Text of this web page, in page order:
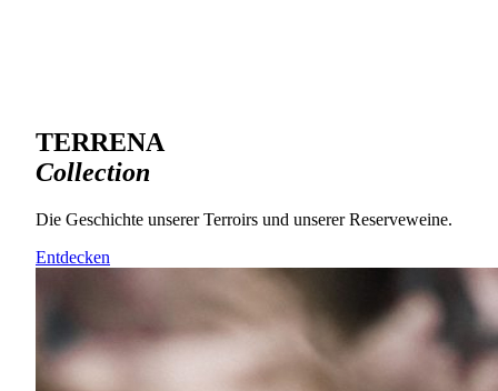
TERRENA
Collection
Die Geschichte unserer Terroirs und unserer Reserveweine.
Entdecken